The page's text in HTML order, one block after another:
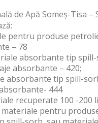
de Apă Someș-Tisa
pentru produse
– 78
absorbante tip
absorbante – 420;
absorbante tip spill-
444
recuperate 100 -200
materiale pentru